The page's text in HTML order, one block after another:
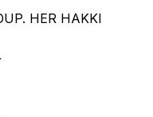
HER HAKKI